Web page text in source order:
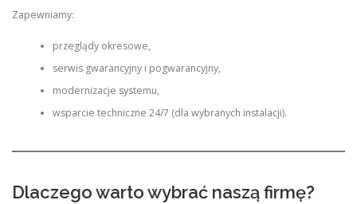
Zapewniamy:
przeglądy okresowe,
serwis gwarancyjny i pogwarancyjny,
modernizacje systemu,
wsparcie techniczne 24/7 (dla wybranych instalacji).
Dlaczego warto wybrać naszą firmę?